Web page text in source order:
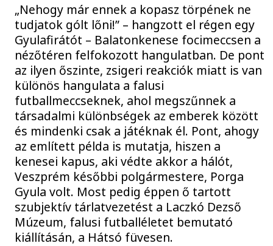
„Nehogy már ennek a kopasz törpének ne
tudjatok gólt lőni!” – hangzott el régen egy
Gyulafirátót – Balatonkenese focimeccsen a
nézőtéren felfokozott hangulatban. De pont
az ilyen őszinte, zsigeri reakciók miatt is van
különös hangulata a falusi
futballmeccseknek, ahol megszűnnek a
társadalmi különbségek az emberek között
és mindenki csak a játéknak él. Pont, ahogy
az említett példa is mutatja, hiszen a
kenesei kapus, aki védte akkor a hálót,
Veszprém későbbi polgármestere, Porga
Gyula volt. Most pedig éppen ő tartott
szubjektív tárlatvezetést a Laczkó Dezső
Múzeum, falusi futballéletet bemutató
kiállításán, a Hátsó füvesen.